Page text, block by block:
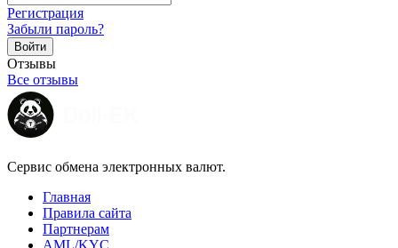
Регистрация
Забыли пароль?
Отзывы
Все отзывы
Сервис обмена электронных валют.
Главная
Правила сайта
Партнерам
AML/KYC